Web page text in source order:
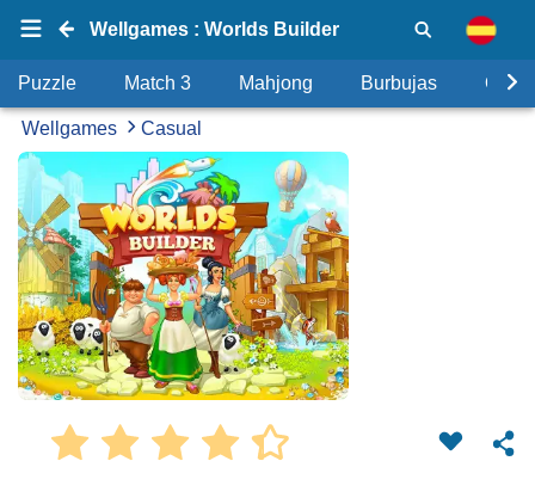
Wellgames : Worlds Builder
Puzzle Match 3 Mahjong Burbujas
Wellgames Casual